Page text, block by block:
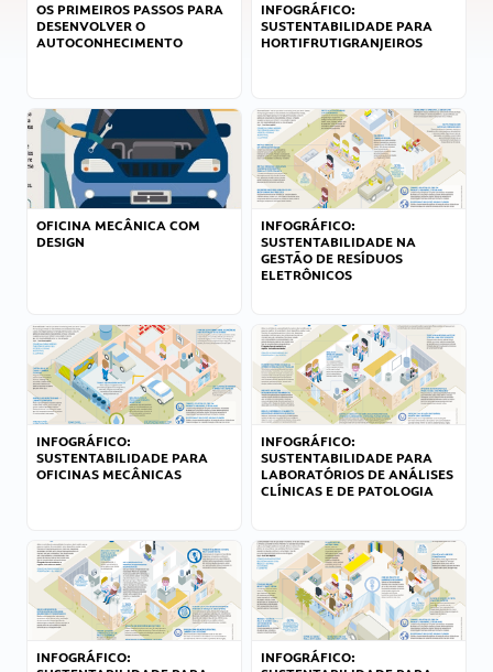
OS PRIMEIROS PASSOS PARA
DESENVOLVER O
AUTOCONHECIMENTO
INFOGRÁFICO:
SUSTENTABILIDADE PARA
HORTIFRUTIGRANJEIROS
OFICINA MECÂNICA COM
DESIGN
INFOGRÁFICO:
SUSTENTABILIDADE NA
GESTÃO DE RESÍDUOS
ELETRÔNICOS
INFOGRÁFICO:
SUSTENTABILIDADE PARA
OFICINAS MECÂNICAS
INFOGRÁFICO:
SUSTENTABILIDADE PARA
LABORATÓRIOS DE ANÁLISES
CLÍNICAS E DE PATOLOGIA
INFOGRÁFICO:
INFOGRÁFICO: